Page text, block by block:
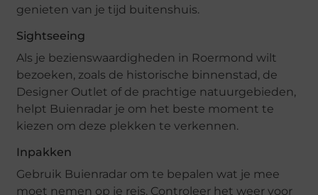
genieten van je tijd buitenshuis.
Sightseeing
Als je bezienswaardigheden in Roermond wilt
bezoeken, zoals de historische binnenstad, de
Designer Outlet of de prachtige natuurgebieden,
helpt Buienradar je om het beste moment te
kiezen om deze plekken te verkennen.
Inpakken
Gebruik Buienradar om te bepalen wat je mee
moet nemen op je reis. Controleer het weer voor